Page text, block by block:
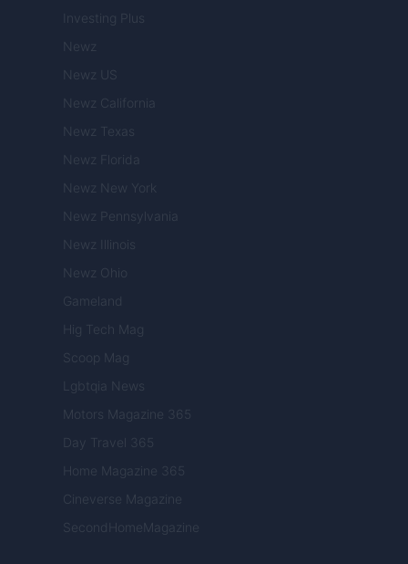
Investing Plus
Newz
Newz US
Newz California
Newz Texas
Newz Florida
Newz New York
Newz Pennsylvania
Newz Illinois
Newz Ohio
Gameland
Hig Tech Mag
Scoop Mag
Lgbtqia News
Motors Magazine 365
Day Travel 365
Home Magazine 365
Cineverse Magazine
SecondHomeMagazine